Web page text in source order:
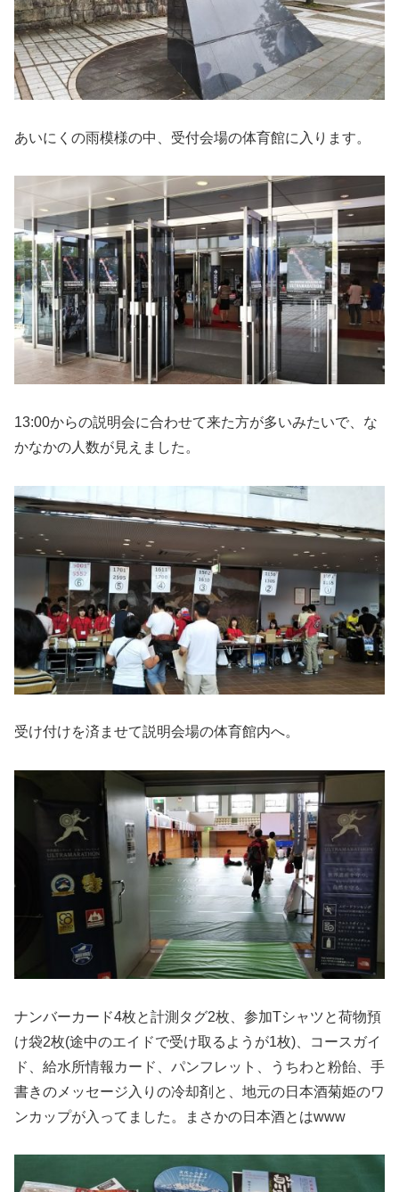
あいにくの雨模様の中、受付会場の体育館に入ります。
13:00からの説明会に合わせて来た方が多いみたいで、な
かなかの人数が見えました。
受け付けを済ませて説明会場の体育館内へ。
ナンバーカード4枚と計測タグ2枚、参加Tシャツと荷物預
け袋2枚(途中のエイドで受け取るようが1枚)、コースガイ
ド、給水所情報カード、パンフレット、うちわと粉飴、手
書きのメッセージ入りの冷却剤と、地元の日本酒菊姫のワ
ンカップが入ってました。まさかの日本酒とはwww